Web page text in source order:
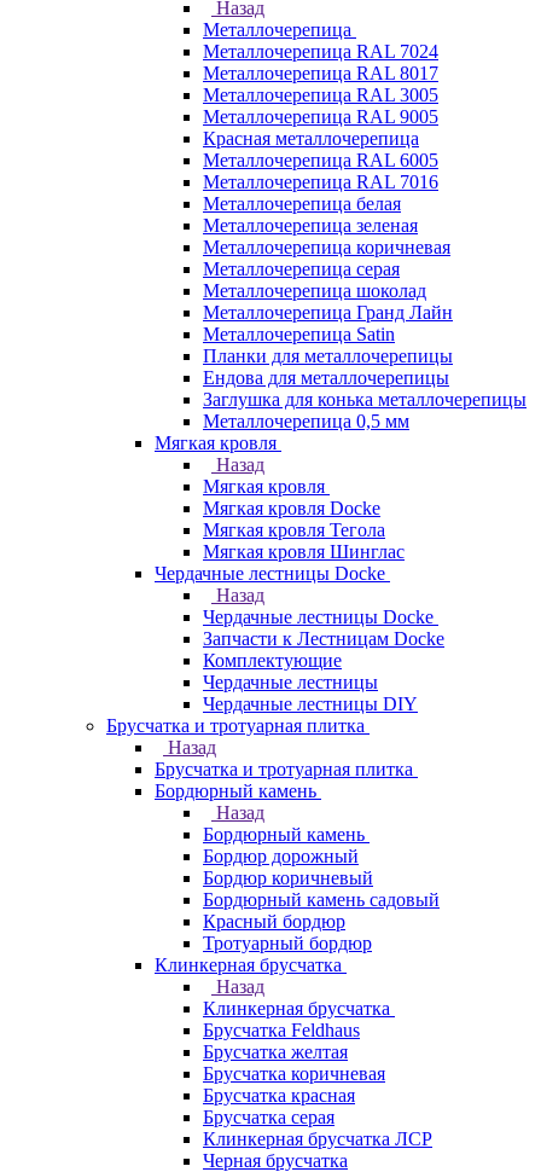
Назад
Металлочерепица
Металлочерепица RAL 7024
Металлочерепица RAL 8017
Металлочерепица RAL 3005
Металлочерепица RAL 9005
Красная металлочерепица
Металлочерепица RAL 6005
Металлочерепица RAL 7016
Металлочерепица белая
Металлочерепица зеленая
Металлочерепица коричневая
Металлочерепица серая
Металлочерепица шоколад
Металлочерепица Гранд Лайн
Металлочерепица Satin
Планки для металлочерепицы
Ендова для металлочерепицы
Заглушка для конька металлочерепицы
Металлочерепица 0,5 мм
Мягкая кровля
Назад
Мягкая кровля
Мягкая кровля Docke
Мягкая кровля Тегола
Мягкая кровля Шинглас
Чердачные лестницы Docke
Назад
Чердачные лестницы Docke
Запчасти к Лестницам Docke
Комплектующие
Чердачные лестницы
Чердачные лестницы DIY
Брусчатка и тротуарная плитка
Назад
Брусчатка и тротуарная плитка
Бордюрный камень
Назад
Бордюрный камень
Бордюр дорожный
Бордюр коричневый
Бордюрный камень садовый
Красный бордюр
Тротуарный бордюр
Клинкерная брусчатка
Назад
Клинкерная брусчатка
Брусчатка Feldhaus
Брусчатка желтая
Брусчатка коричневая
Брусчатка красная
Брусчатка серая
Клинкерная брусчатка ЛСР
Черная брусчатка